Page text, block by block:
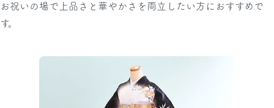
お祝いの場で上品さと華やかさを両立したい方におすすめで
す。